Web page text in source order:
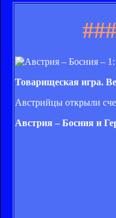
###
Товарищеская игра.
Австрийцы открыли
Австрия – Босния и